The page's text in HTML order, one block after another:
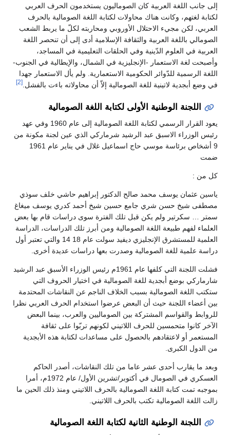
إلى جانب اللغة العربية كان الصوماليون يستخدمون الحرف العربي
لكتابة لغتهم، وكانت هناك محاولات لكتابة اللغة الصومالية بالحرف
العربي، لكن مجيء الاحتلال الأوروبي ومحاربته لكلّ ما يربط الشعب
الصومالي باللغة العربية والثقافة الإسلامية أدى إلى أن تنحصر اللغة
العربية في العلوم الدّينية وفي الحلقات التعليمية في المساجد،
وأصبحت لغة الاستعمار -الإنجليزية في الشمال، والإيطالية في الجنوب-
اللغة الرسمية للدّوائر الحكومية الاستعمارية. ولم يأل الاستعمار جهدا
في وضع أبجدية لاتينية للغة الصومالية إلاّ أن محاولاته باءت بالفشل. [2]
اللجنة الوطنية الأولى لكتابة اللغة الصومالية
يعود القرار الرسمي لكتابة اللغة الصومالية إلى عام 1960 وفي عهد
رئيس الوزراء الاسبق عبد الرشيد شرماركي الذي عين لجنة مكونة من
9 أشخاص برئاسة موسي حاج اسماعيل غلال في يناير عام 1961
ضمت
كل من :
ياسين عثمان يوسف محمد صالح الدكتور إبراهيم حاشي خلف سوذي
مصطفى شيخ حسن شري جامع حسين شيخ أحمد كدري يوسف ميغاغ
سمتر … سكرتير ولم يكن قبل تلك الفترة سوى دراسات قام بها بعض
العلماء لفهم طبيعة اللغة الصومالية ومن أبرز تلك الدراسات، الدراسة
العلمية للمستشرق الإنجليزي ديفيد سولت عام 18 14 والتي تعتبر أول
دراسة علمية للغة الصومالية وصدرت بعها دراسات عديدة أخرى.
فشلت اللجنة التي كلفها عام 1961م رئيس الوزراء الأسبق عبد الرشيد
شارماركي بوضع أبجدية للغة الصومالية في اختيار الحروف التي
ستكتب اللغة الصومالية بسبب الخلاف الناجم عن النقاشات المحتدمة
بين أعضاء اللجنة حيث أن البعض عرضوا استخدام الحرف العربي نظرا
للروابط والقواسم المشتركة بين الصوماليين والعرب، بينما البعض
الآخر كانوا متحمسين للحرف اللاتيني لكونهم تربّوا على ثقافة
المستعمر أو لاعتقادهم بالحصول على مساعدات لكتابة هذه الأبجدية
من الدول الكبرى.
وبعد ما يقارب أحدى عشر عاما من تلك النقاشات، أصدر الحاكم
العسكري في الصومال في أكتوبر/تشرين الأول/ عام 1972م، أمرا
بموجبه تمت كتابة اللغة الصومالية بالحرف اللاتيني ومنذ ذلك الحين ما
زالت اللغة الصومالية تكتب بالحرف اللاتيني.
اللجنة الوطنية الثانية لكتابة اللغة الصومالية